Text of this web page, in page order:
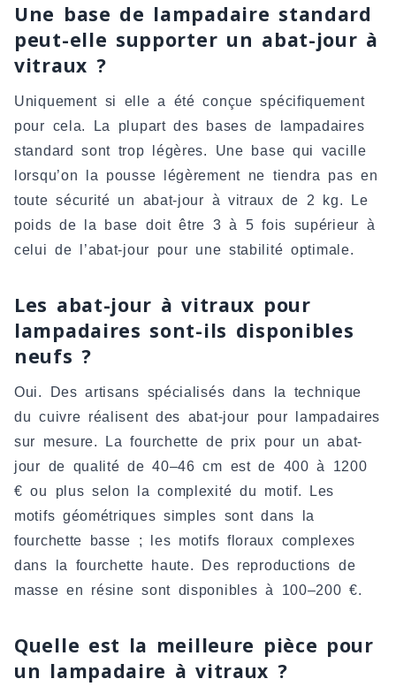
Une base de lampadaire standard
peut-elle supporter un abat-jour à
vitraux ?
Uniquement si elle a été conçue spécifiquement
pour cela. La plupart des bases de lampadaires
standard sont trop légères. Une base qui vacille
lorsqu’on la pousse légèrement ne tiendra pas en
toute sécurité un abat-jour à vitraux de 2 kg. Le
poids de la base doit être 3 à 5 fois supérieur à
celui de l’abat-jour pour une stabilité optimale.
Les abat-jour à vitraux pour
lampadaires sont-ils disponibles
neufs ?
Oui. Des artisans spécialisés dans la technique
du cuivre réalisent des abat-jour pour lampadaires
sur mesure. La fourchette de prix pour un abat-
jour de qualité de 40–46 cm est de 400 à 1200
€ ou plus selon la complexité du motif. Les
motifs géométriques simples sont dans la
fourchette basse ; les motifs floraux complexes
dans la fourchette haute. Des reproductions de
masse en résine sont disponibles à 100–200 €.
Quelle est la meilleure pièce pour
un lampadaire à vitraux ?